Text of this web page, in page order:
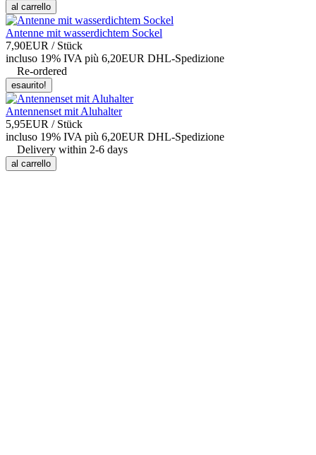
al carrello
Antenne mit wasserdichtem Sockel
7,90EUR / Stück
incluso 19% IVA più 6,20EUR DHL-Spedizione
Re-ordered
esaurito!
Antennenset mit Aluhalter
5,95EUR / Stück
incluso 19% IVA più 6,20EUR DHL-Spedizione
Delivery within 2-6 days
al carrello